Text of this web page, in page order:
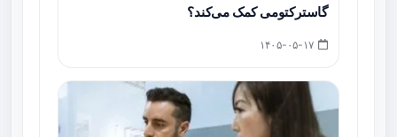
گاسترکتومی کمک می‌کند؟